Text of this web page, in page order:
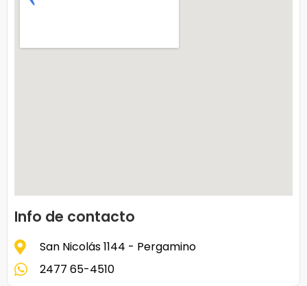
Info de contacto
San Nicolás 1144 - Pergamino
2477 65-4510